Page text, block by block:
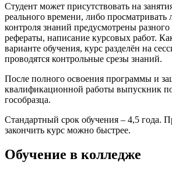
Студент может присутствовать на
реального времени, либо просматривать
контроля знаний предусмотрены разного
рефераты, написание курсовых работ.
варианте обучения, курс разделён на
проводятся контрольные срезы знаний.
После полного освоения программы и
квалификационной работы выпускник
гособразца.
Стандартный срок обучения – 4,5 года.
закончить курс можно быстрее.
Обучение в колледже